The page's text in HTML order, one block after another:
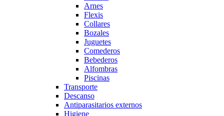
Arnes
Flexis
Collares
Bozales
Juguetes
Comederos
Bebederos
Alfombras
Piscinas
Transporte
Descanso
Antiparasitarios externos
Higiene